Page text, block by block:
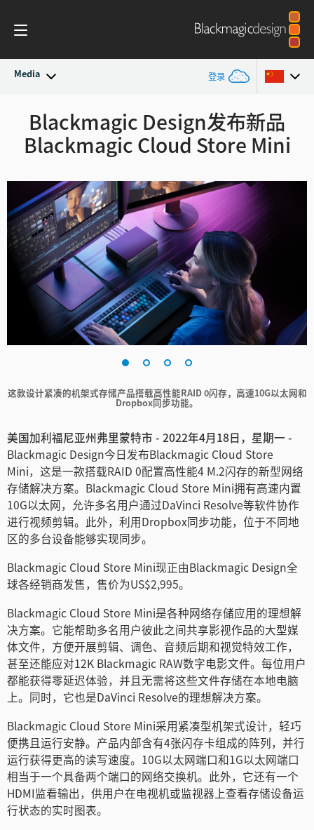
Media 登录
最新动态
新闻存档
Argentina
Australia
Austria
Brazil
Canada
中国
Denmark
Finland
Germany
India
Italy
Japan
Korea
Mexico
Malaysia
Netherlands
New Zealand
Norway
Poland
Portugal
Singapore
Blackmagic Design发布新品
Blackmagic Cloud Store Mini
这款设计紧凑的机架式存储产品搭载高性能RAID 0闪存，高速10G以太网和
Dropbox同步功能。
美国加利福尼亚州弗里蒙特市 - 2022年4月18日，星期一 -
Blackmagic Design今日发布Blackmagic Cloud Store
Mini，这是一款搭载RAID 0配置高性能4 M.2闪存的新型网络
存储解决方案。Blackmagic Cloud Store Mini拥有高速内置
10G以太网，允许多名用户通过DaVinci Resolve等软件协作
进行视频剪辑。此外，利用Dropbox同步功能，位于不同地
区的多台设备能够实现同步。
Blackmagic Cloud Store Mini现正由Blackmagic Design全
球各经销商发售，售价为US$2,995。
Blackmagic Cloud Store Mini是各种网络存储应用的理想解
决方案。它能帮助多名用户彼此之间共享影视作品的大型媒
体文件，方便开展剪辑、调色、音频后期和视觉特效工作，
甚至还能应对12K Blackmagic RAW数字电影文件。每位用户
都能获得零延迟体验，并且无需将这些文件存储在本地电脑
上。同时，它也是DaVinci Resolve的理想解决方案。
Blackmagic Cloud Store Mini采用紧凑型机架式设计，轻巧
便携且运行安静。产品内部含有4张闪存卡组成的阵列，并行
运行获得更高的读写速度。10G以太网端口和1G以太网端口
相当于一个具备两个端口的网络交换机。此外，它还有一个
HDMI监看输出，供用户在电视机或监视器上查看存储设备运
行状态的实时图表。